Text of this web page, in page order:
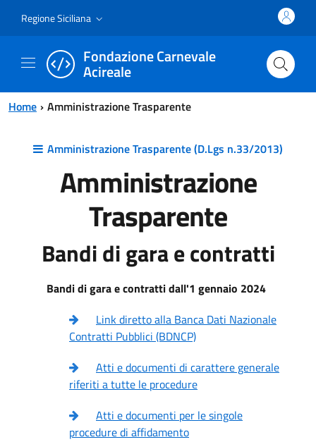
Regione Siciliana
Fondazione Carnevale
Acireale
Home Amministrazione Trasparente
Amministrazione Trasparente (D.Lgs n.33/2013)
Amministrazione
Trasparente
Bandi di gara e contratti
Bandi di gara e contratti dall'1 gennaio 2024
Link diretto alla Banca Dati Nazionale
Contratti Pubblici (BDNCP)
Atti e documenti di carattere generale
riferiti a tutte le procedure
Atti e documenti per le singole
procedure di affidamento